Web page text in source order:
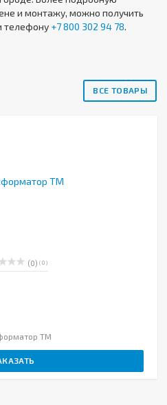
и монтажу, можно получить
телефону +7 800 302 94 78.
ВСЕ ТОВАРЫ
(0) ( 0 )
ТМ